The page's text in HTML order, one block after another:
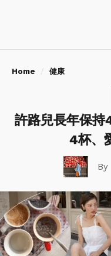
Home 健康
許路兒長年保
4杯、